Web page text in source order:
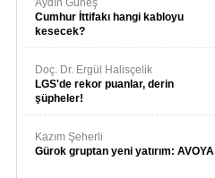
Aydın Güneş
Cumhur İttifakı hangi kabloyu
kesecek?
Doç. Dr. Ergül Halisçelik
LGS'de rekor puanlar, derin
şüpheler!
Kazım Şeherli
Gürok gruptan yeni yatırım: AVOYA